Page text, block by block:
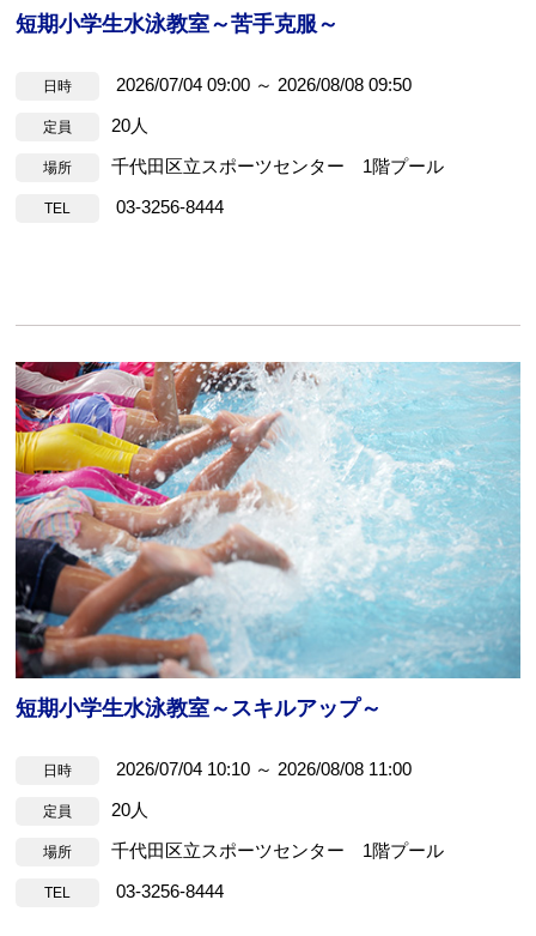
短期小学生水泳教室～苦手克服～
日時 2026/07/04 09:00 ～ 2026/08/08 09:50
定員 20人
場所 千代田区立スポーツセンター 1階プール
TEL 03-3256-8444
短期小学生水泳教室～スキルアップ～
日時 2026/07/04 10:10 ～ 2026/08/08 11:00
定員 20人
場所 千代田区立スポーツセンター 1階プール
TEL 03-3256-8444